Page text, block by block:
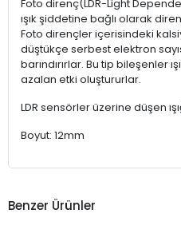
Foto direnç(LDR-Light
ışık şiddetine bağlı olarak
Foto dirençler içerisindeki
düştükçe serbest elektron
barındırırlar. Bu tip bileşenler
azalan etki oluştururlar.
LDR sensörler üzerine düşen
Boyut: 12mm
Benzer Ürünler